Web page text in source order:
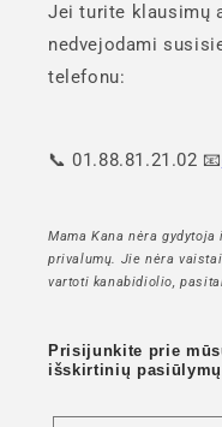
Jei turite klausimų
nedvejodami
telefonu:
📞 01.88.81.21.02 📧
Mama Kana nėra
privalumų. Jie nėra
vartoti kanabidiolio,
Prisijunkite prie
išskirtinių